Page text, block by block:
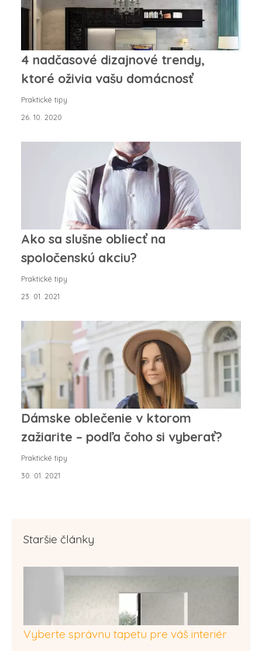
4 nadčasové dizajnové trendy,
ktoré oživia vašu domácnosť
Praktické tipy
26. 10. 2020
Ako sa slušne obliecť na
spoločenskú akciu?
Praktické tipy
23. 01. 2021
Dámske oblečenie v ktorom
zažiarite – podľa čoho si vyberať?
Praktické tipy
30. 01. 2021
Staršie články
Vyberte správnu tapetu pre váš interiér